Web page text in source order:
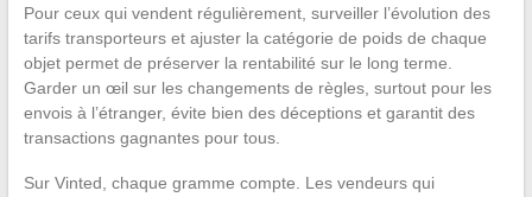
Pour ceux qui vendent régulièrement, surveiller l’évolution des
tarifs transporteurs et ajuster la catégorie de poids de chaque
objet permet de préserver la rentabilité sur le long terme.
Garder un œil sur les changements de règles, surtout pour les
envois à l’étranger, évite bien des déceptions et garantit des
transactions gagnantes pour tous.
Sur Vinted, chaque gramme compte. Les vendeurs qui